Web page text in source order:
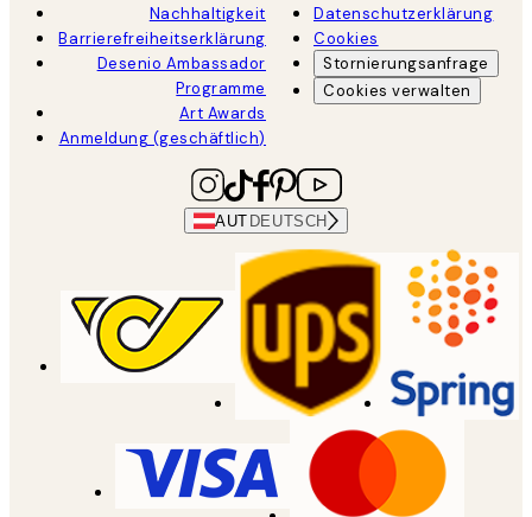
Nachhaltigkeit
Barrierefreiheitserklärung
Desenio Ambassador
Programme
Art Awards
Anmeldung (geschäftlich)
Datenschutzerklärung
Cookies
Stornierungsanfrage
Cookies verwalten
AUT DEUTSCH